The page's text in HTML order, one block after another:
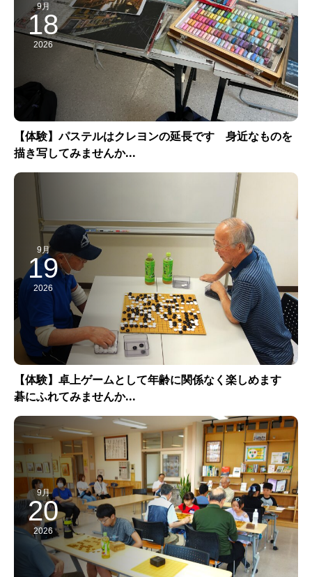
9月
18
2026
【体験】パステルはクレヨンの延長です 身近なものを
描き写してみませんか...
9月
19
2026
【体験】卓上ゲームとして年齢に関係なく楽しめます
碁にふれてみませんか...
9月
20
2026